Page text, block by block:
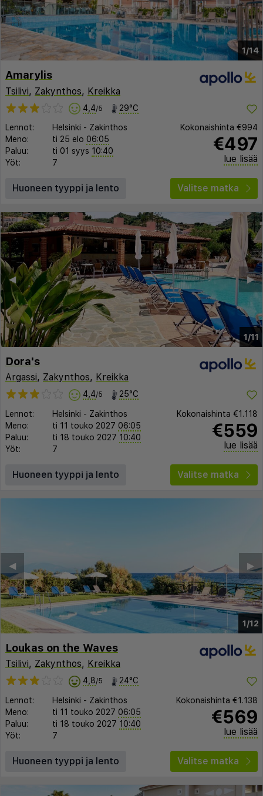
1/14
Amarylis
Tsilivi, Zakynthos, Kreikka
4,4/5 29°C
Lennot: Helsinki - Zakinthos
Meno:
ti 25 elo 06:05
Paluu:
ti 01 syys 10:40
Yöt:
7
Kokonaishinta €994
€497
lue lisää
Huoneen tyyppi ja lento Valitse matka
1/11
▶︎
◀︎
Dora's
Argassi, Zakynthos, Kreikka
4,4/5 25°C
Lennot: Helsinki - Zakinthos
Meno:
ti 11 touko 2027 06:05
Paluu:
ti 18 touko 2027 10:40
Yöt:
7
Kokonaishinta €1.118
€559
lue lisää
Huoneen tyyppi ja lento Valitse matka
1/12
▶︎
◀︎
Loukas on the Waves
Tsilivi, Zakynthos, Kreikka
4,8/5 24°C
Lennot: Helsinki - Zakinthos
Meno:
ti 11 touko 2027 06:05
Paluu:
ti 18 touko 2027 10:40
Yöt:
7
Kokonaishinta €1.138
€569
lue lisää
Huoneen tyyppi ja lento Valitse matka